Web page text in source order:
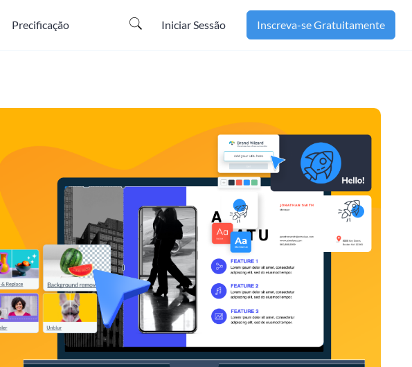
Precificação Iniciar Sessão Inscreva-se Gratuitamente